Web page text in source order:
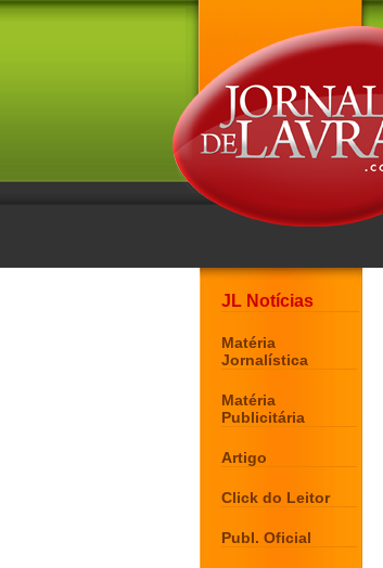
JL Notícias
Matéria
Jornalística
Matéria
Publicitária
Artigo
Click do Leitor
Publ. Oficial